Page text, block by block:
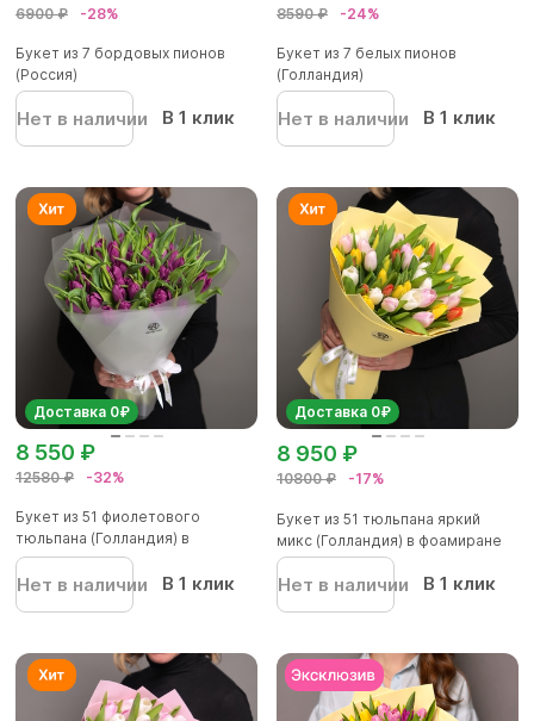
6900 ₽ -28%
Букет из 7 бордовых пионов
(Россия)
Нет в наличии В 1 клик
8590 ₽ -24%
Букет из 7 белых пионов
(Голландия)
Нет в наличии В 1 клик
Доставка 0₽
12580 ₽ -32%
8 550 ₽
Букет из 51 фиолетового
тюльпана (Голландия) в
корейско...
Нет в наличии В 1 клик
Доставка 0₽
10800 ₽ -17%
8 950 ₽
Букет из 51 тюльпана яркий
микс (Голландия) в фоамиране
Нет в наличии В 1 клик